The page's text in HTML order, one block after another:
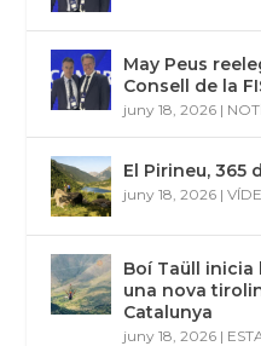
May Peus
Consell de la
juny 18, 2026 |
El Pirineu, 365
juny 18, 2026 |
Boí Taüll inicia
una nova
Catalunya
juny 18, 2026 |